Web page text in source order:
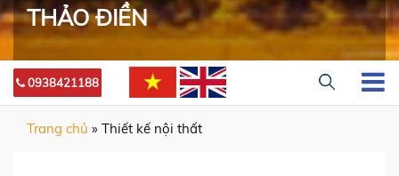
THẢO ĐIỀN
0938421188
Trang chủ » Thiết kế nội thất